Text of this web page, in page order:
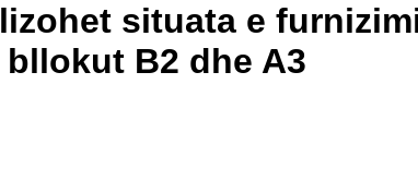
situata e
B2 dhe A3